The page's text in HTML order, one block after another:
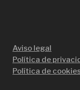
Aviso legal
Política de
Política de